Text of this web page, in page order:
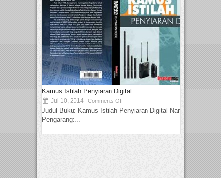
Kamus Istilah Penyiaran Digital
Jul 10, 2014 Comments Off
Judul Buku: Kamus Istilah Penyiaran Digital Nama
Pengarang:...